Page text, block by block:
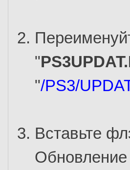
"
"/PS3/
Вставьте